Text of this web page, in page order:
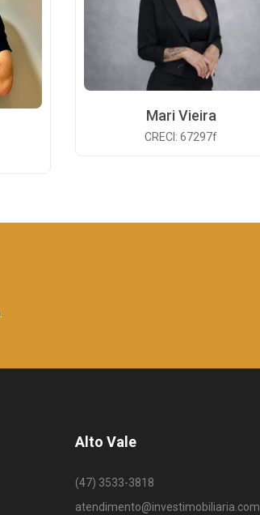
Mari Vieira
CRECI: 67297f
Alto Vale
(47) 3533-3818
atendimento@investimobiliaria.com